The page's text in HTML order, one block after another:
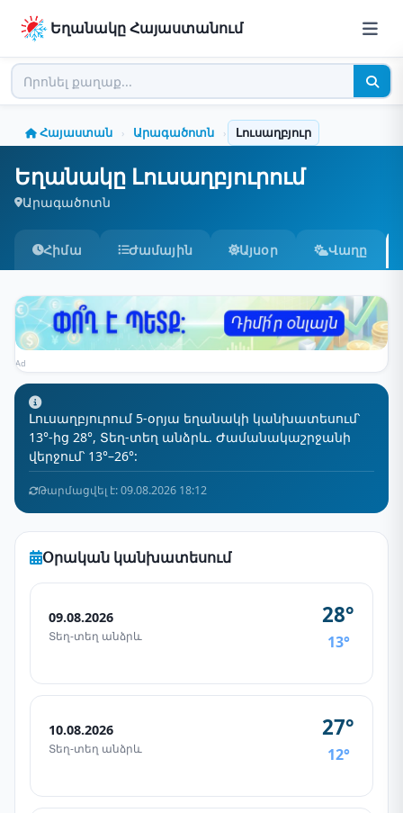
Եղանակը Հայաստանում
Հայաստան › Արագածոտն › Լուսաղբյուր
Եղանակը Լուսաղբյուրում
Արագածոտն
Հիմա Ժամային Այսօր Վաղը
Ad
Լուսաղբյուրում 5-օրյա եղանակի կանխատեսում՝
13°-ից 28°, Տեղ-տեղ անձրև. Ժամանակաշրջանի
վերջում՝ 13°–26°:
Թարմացվել է: 09.08.2026 18:12
Օրական կանխատեսում
09.08.2026
Տեղ-տեղ անձրև
28°
13°
10.08.2026
Տեղ-տեղ անձրև
27°
12°